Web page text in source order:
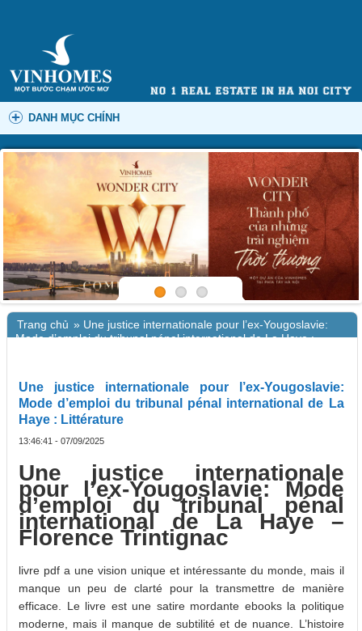
DANH MỤC CHÍNH
Trang chủ » Une justice internationale pour l’ex-Yougoslavie:
Mode d’emploi du tribunal pénal international de La Haye :
Une justice internationale pour l’ex-Yougoslavie:
Mode d’emploi du tribunal pénal international de La
Haye : Littérature
13:46:41 - 07/09/2025
Une justice internationale
pour l’ex-Yougoslavie: Mode
d’emploi du tribunal pénal
international de La Haye –
Florence Trintignac
livre pdf a une vision unique et intéressante du monde, mais il
manque un peu de clarté pour la transmettre de manière
efficace. Le livre est une satire mordante ebooks la politique
moderne, mais il manque de subtilité et de nuance. L’histoire